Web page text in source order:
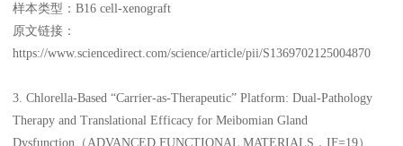
样本类型：B16 cell-xenograft
原文链接：
https://www.sciencedirect.com/science/article/pii/S1369702125004870
3. Chlorella-Based “Carrier-as-Therapeutic” Platform: Dual-Pathology
Therapy and Translational Efficacy for Meibomian Gland
Dysfunction（ADVANCED FUNCTIONAL MATERIALS，IF=19）